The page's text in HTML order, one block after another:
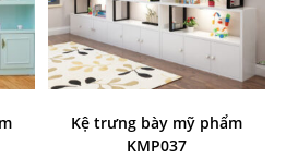
Kệ trưng bày mỹ phẩm
KMP037